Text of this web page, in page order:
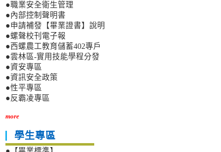
●職業安全衛生管理
●內部控制聲明書
●申請補發【畢業證書】說明
●螺聲校刊電子報
●西螺農工教育儲蓄402專戶
●雲林區-實用技能學程分發
●資安專區
●資訊安全政策
●性平專區
●反霸凌專區
more
學生專區